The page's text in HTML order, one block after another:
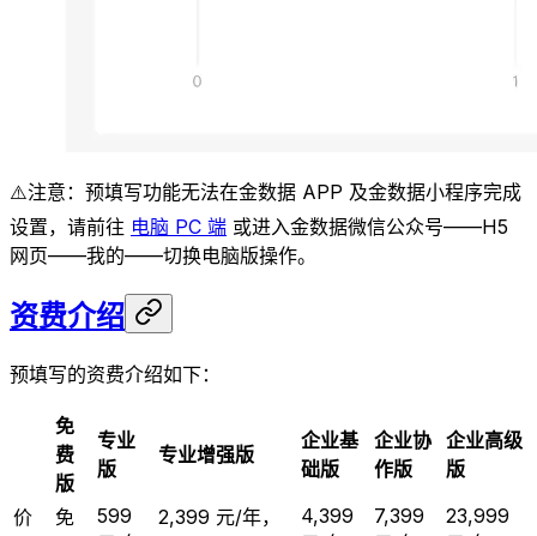
⚠️注意：预填写功能无法在金数据 APP 及金数据小程序完成
设置，请前往 电脑 PC 端 或进入金数据微信公众号——H5
网页——我的——切换电脑版操作。
资费介绍
预填写的资费介绍如下：
免
费
版
专业
版
专业增强版
企业基
础版
企业协
作版
企业高级
版
价
免
599
2,399 元/年，
4,399
7,399
23,999